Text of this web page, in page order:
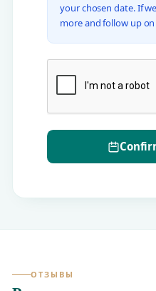
your chosen date. If
more and follow up
ОТЗЫВЫ